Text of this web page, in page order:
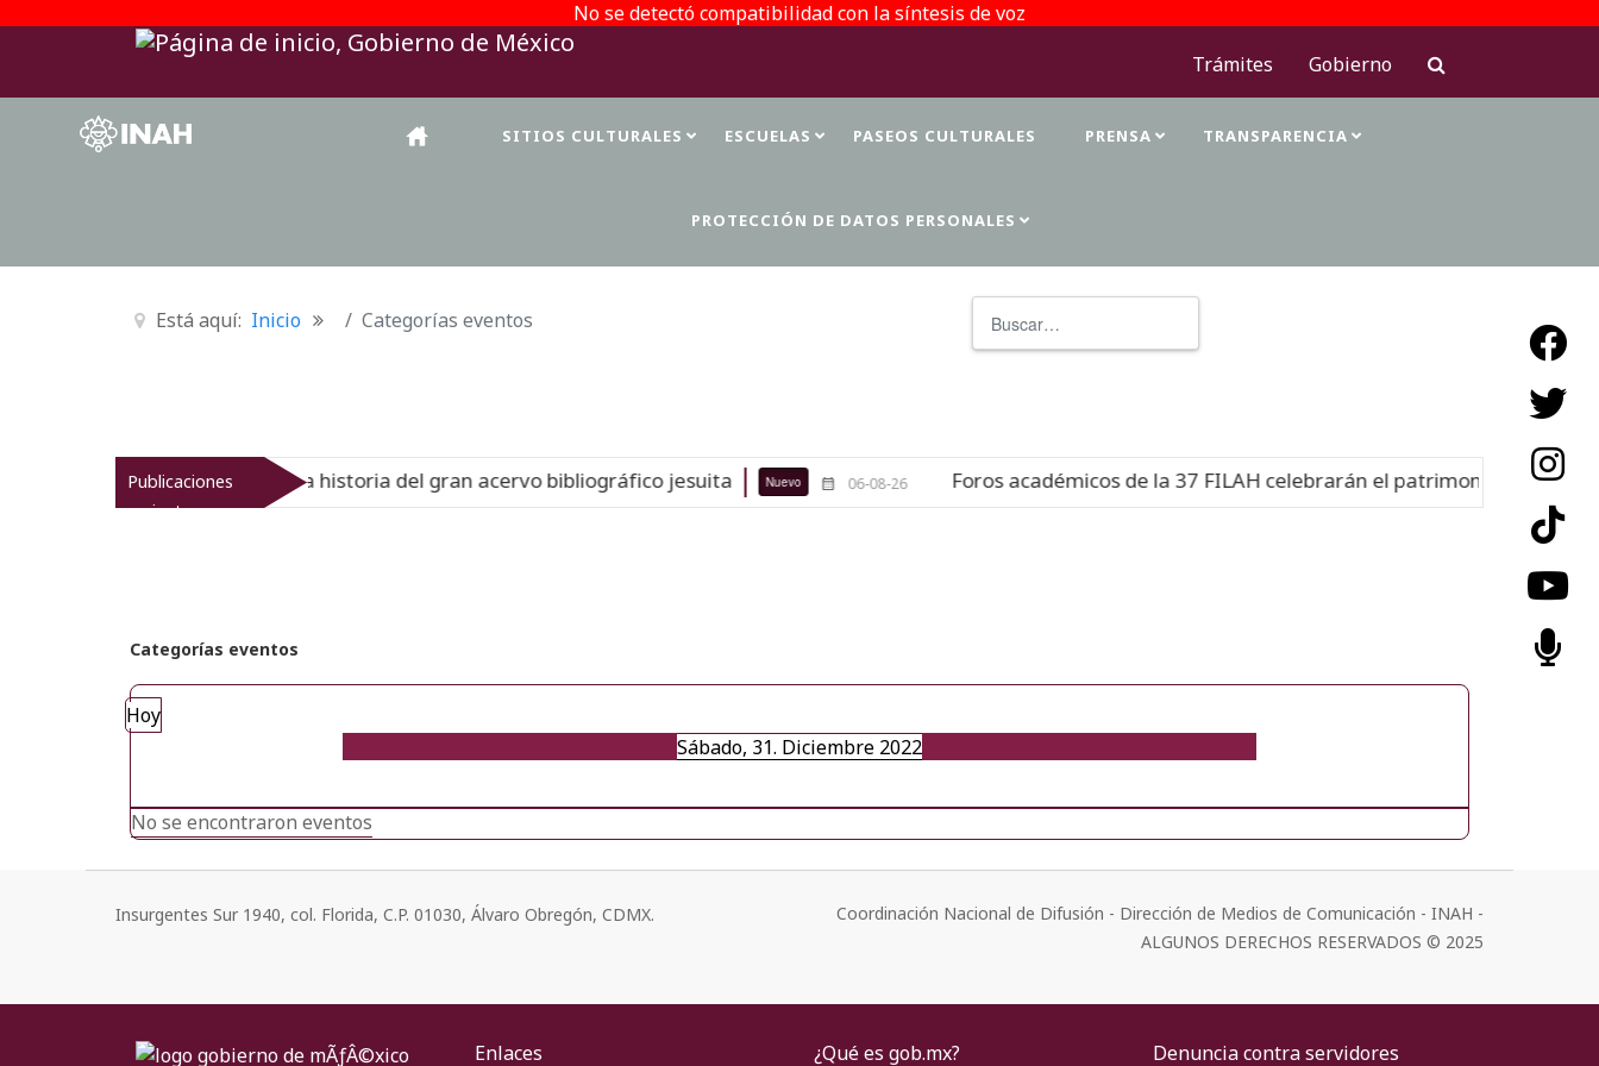
No se detectó compatibilidad con la síntesis de voz
Trámites
Gobierno
SITIOS CULTURALES ESCUELAS PASEOS CULTURALES PRENSA TRANSPARENCIA
PROTECCIÓN DE DATOS PERSONALES
Está aquí: Inicio Categorías eventos
Publicaciones
recientes
del Virreinato muestra la historia del gran acervo bibliográfico jesuita Nuevo 06-08-26 Foros académicos de la 37 FILAH celebrarán el patrimonio cultural
Categorías eventos
Hoy
Sábado, 31. Diciembre 2022
No se encontraron eventos
Insurgentes Sur 1940, col. Florida, C.P. 01030, Álvaro Obregón, CDMX.
Coordinación Nacional de Difusión - Dirección de Medios de Comunicación - INAH -
ALGUNOS DERECHOS RESERVADOS © 2025
Enlaces ¿Qué es gob.mx?
Denuncia contra servidores